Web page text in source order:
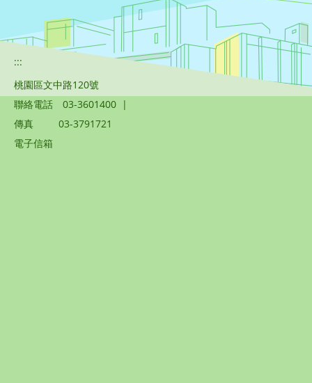
:::
桃園區文中路120號
聯絡電話
03-3601400 |
傳真
03-3791721
電子信箱